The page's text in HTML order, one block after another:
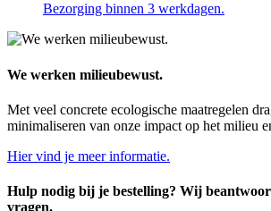
Bezorging binnen 3 werkdagen.
We werken milieubewust.
Met veel concrete ecologische maatregelen
minimaliseren van onze impact op het milieu
Hier vind je meer informatie.
Hulp nodig bij je bestelling? Wij
vragen.